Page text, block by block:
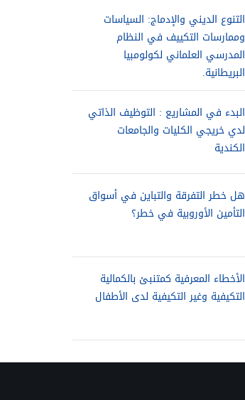
التنوع الديني والإدماج: السياسات
وممارسات التكييف في النظام
المدرسي العلماني لكولومبيا
البريطانية.
البدء في المشاريع : التوظيف الذاتي
لدي خريجي الكليات والجامعات
الكندية
هل خطر التفرقة والتباين في أسواق
التأمين الأوروبية في خطر؟
الأخطاء المعرفية كمتنبئ بالكمالية
التكيفية وغير التكيفية لدى الأطفال